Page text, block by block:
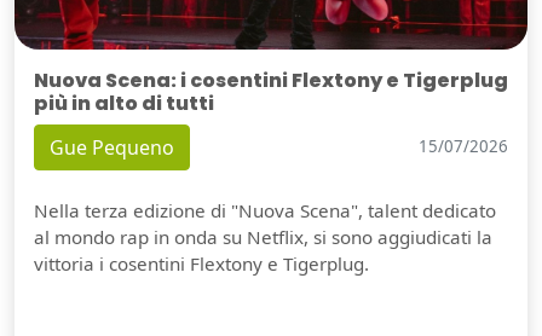
Nuova Scena: i cosentini Flextony e Tigerplug
più in alto di tutti
Gue Pequeno 15/07/2026
Nella terza edizione di "Nuova Scena", talent dedicato
al mondo rap in onda su Netflix, si sono aggiudicati la
vittoria i cosentini Flextony e Tigerplug.